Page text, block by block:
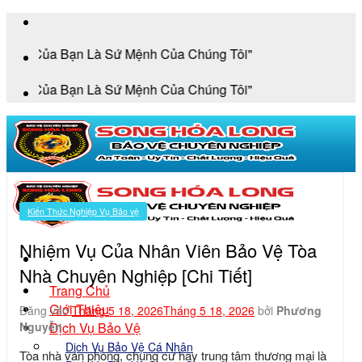
Là Sứ Mệnh Của Chúng Tôi"
Là Sứ Mệnh Của Chúng Tôi"
Trang Chủ
Giới Thiệu
Dịch Vụ Bảo Vệ
Dịch Vụ Bảo Vệ Cá Nhân
Kiến Thức Nghiệp Vụ Bảo vệ
Nhiệm Vụ Của Nhân Viên Bảo Vệ Tòa
Nhà Chuyên Nghiệp [Chi Tiết]
Đăng vàoTháng 5 18, 2026Tháng 5 18, 2026 bởi Phương
Nguyễn
Tòa nhà văn phòng, chung cư hay trung tâm thương mại là